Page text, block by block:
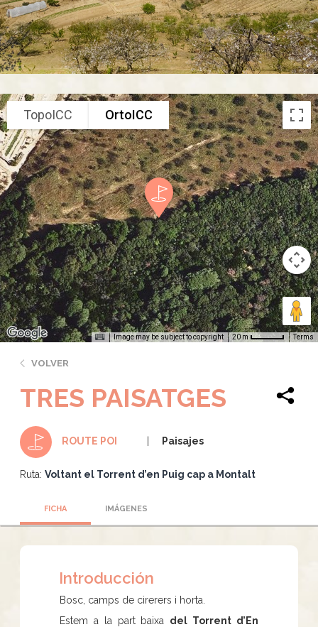
TopoICC OrtoICC
Image may be subject to copyright 20 m Terms
VOLVER
TRES PAISATGES
ROUTE POI Paisajes
Ruta: Voltant el Torrent d’en Puig cap a Montalt
FICHA IMÁGENES
Introducción
Bosc, camps de cirerers i horta.
Estem a la part baixa del Torrent d’En